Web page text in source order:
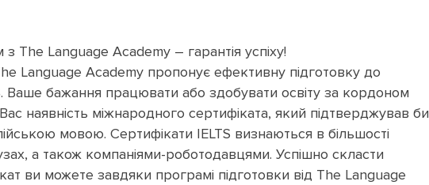
The Language Academy – гарантія успіху!
Language Academy пропонує ефективну підготовку до
Ваше бажання працювати або здобувати освіту за кордоном
наявність міжнародного сертифіката, який підтверджував би
мовою. Сертифікати IELTS визнаються в більшості
а також компаніями-роботодавцями. Успішно скласти
ви можете завдяки програмі підготовки від The Language